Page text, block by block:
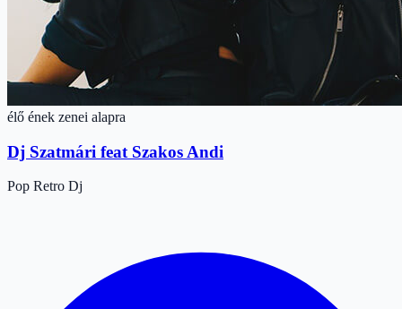
élő ének zenei alapra
Dj Szatmári feat Szakos Andi
Pop Retro Dj